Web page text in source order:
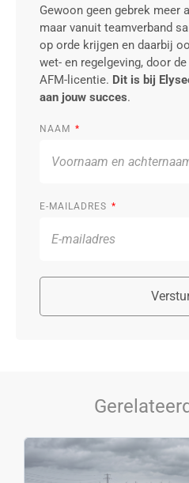
Gewoon geen gebrek meer
maar vanuit teamverband
op orde krijgen en daarbij
wet- en regelgeving, door
AFM-licentie. Dit is bij
aan jouw succes.
NAAM
E-MAILADRES
Gerelateerd